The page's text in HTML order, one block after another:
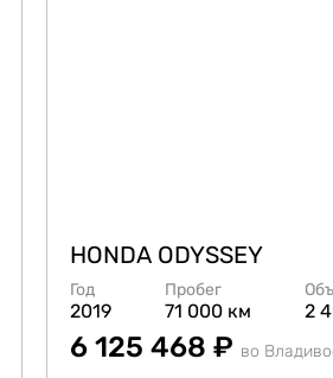
HONDA ODYSSEY
Год
2019
Пробег
71 000 км 2
6 125 468 ₽ во